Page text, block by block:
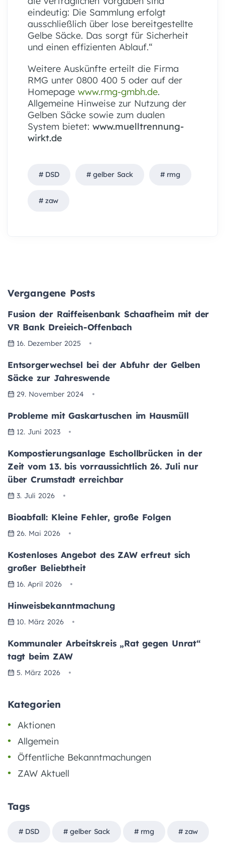
eindeutig: Die Sammlung erfolgt
ausschließlich über lose bereitgestellte
Gelbe Säcke. Das sorgt für Sicherheit
und einen effizienten Ablauf.“
Weitere Auskünfte erteilt die Firma
RMG unter 0800 400 5 oder auf der
Homepage www.rmg-gmbh.de.
Allgemeine Hinweise zur Nutzung der
Gelben Säcke sowie zum dualen
System bietet: www.muelltrennung-
wirkt.de
DSD gelber Sack rmg
zaw
Vergangene Posts
Fusion der Raiffeisenbank Schaafheim mit der
VR Bank Dreieich-Offenbach
16. Dezember 2025
Entsorgerwechsel bei der Abfuhr der Gelben
Säcke zur Jahreswende
29. November 2024
Probleme mit Gaskartuschen im Hausmüll
12. Juni 2023
Kompostierungsanlage Eschollbrücken in der
Zeit vom 13. bis vorraussichtlich 26. Juli nur
über Crumstadt erreichbar
3. Juli 2026
Bioabfall: Kleine Fehler, große Folgen
26. Mai 2026
Kostenloses Angebot des ZAW erfreut sich
großer Beliebtheit
16. April 2026
Hinweisbekanntmachung
10. März 2026
Kommunaler Arbeitskreis „Rat gegen Unrat“
tagt beim ZAW
5. März 2026
Kategorien
Aktionen
Allgemein
Öffentliche Bekanntmachungen
ZAW Aktuell
Tags
DSD gelber Sack rmg zaw